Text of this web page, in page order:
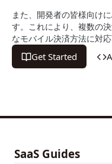
また、開発者の皆様向け
す。これにより、複数の
なモバイル決済方法に対応
Get Started
SaaS Guides